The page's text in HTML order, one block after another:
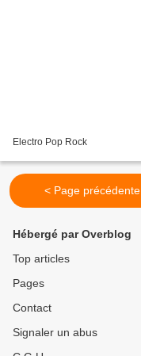
Electro Pop Rock
< Page précédente
Hébergé par Overblog
Top articles
Pages
Contact
Signaler un abus